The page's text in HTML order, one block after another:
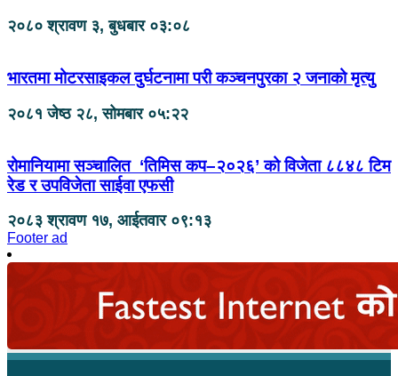
२०८० श्रावण ३, बुधबार ०३:०८
भारतमा मोटरसाइकल दुर्घटनामा परी कञ्चनपुरका २ जनाको मृत्यु
२०८१ जेष्ठ २८, सोमबार ०५:२२
रोमानियामा सञ्चालित ‘तिमिस कप–२०२६’ को विजेता ८८४८ टिम
रेड र उपविजेता साईवा एफसी
२०८३ श्रावण १७, आईतवार ०९:१३
Footer ad